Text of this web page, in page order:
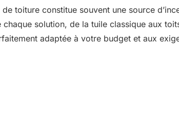
toiture constitue souvent une source
solution, de la tuile classique aux
adaptée à votre budget et aux